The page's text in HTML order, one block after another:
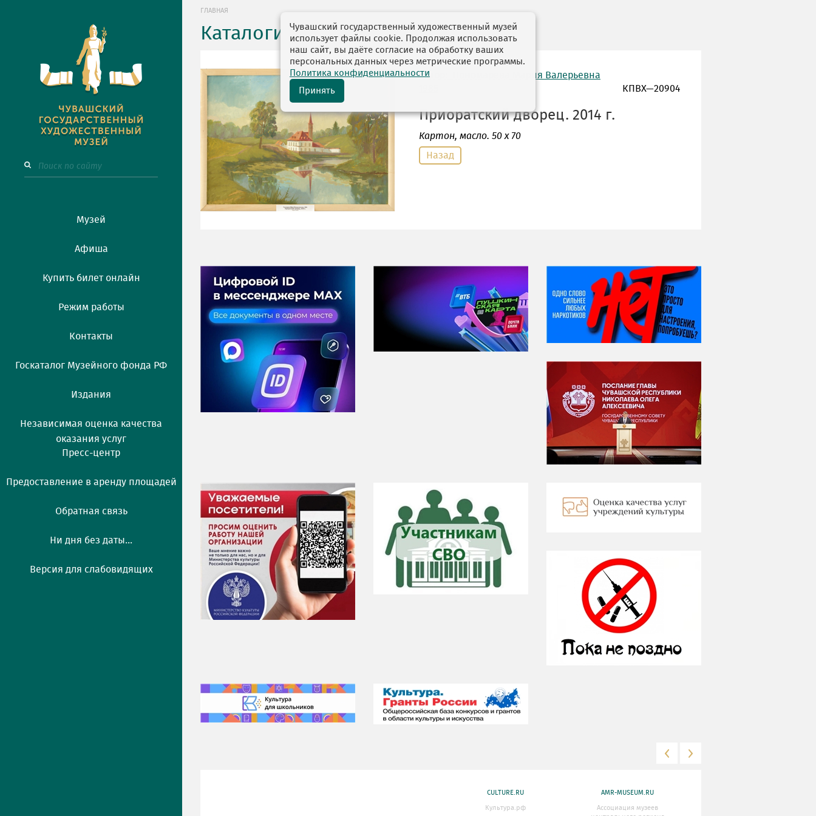
Музей
Афиша
Купить билет онлайн
Режим работы
Контакты
Госкаталог Музейного фонда РФ
Издания
Независимая оценка качества
оказания услуг
Пресс-центр
Предоставление в аренду площадей
Обратная связь
Ни дня без даты...
Версия для слабовидящих
ГЛАВНАЯ
Каталоги выставок
автор: Пономарева Мария Валерьевна
КПВХ—20904
Приоратский дворец. 2014 г.
Картон, масло. 50 х 70
Назад
НИ ДНЯ БЕЗ ДАТЫ...
08 августа
ВСЕМИРНЫЙ ДЕНЬ
КОШЕК
CULTURE.RU
Культура.рф
AMR-MUSEUM.RU
Ассоциация музеев
Чувашский государственный художественный музей
использует файлы cookie. Продолжая использовать
наш сайт, вы даёте согласие на обработку ваших
персональных данных через метрические программы.
Политика конфиденциальности
Принять